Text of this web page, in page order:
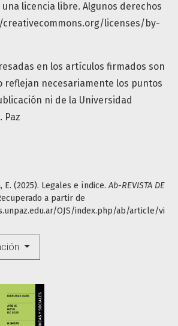
(2025). Legales e índice.Ab-REVISTA DE
a partir de
OJS/index.php/ab/article/vi
una licencia libre. Algunos derechos
licenses/by-
en los artículos firmados son
reflejan necesariamente los puntos
ni de la Universidad
Paz